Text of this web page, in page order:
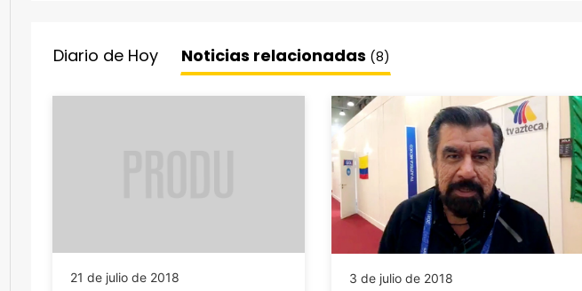
Diario de Hoy Noticias relacionadas (8)
21 de julio de 2018 3 de julio de 2018